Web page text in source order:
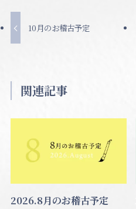
10月のお稽古予定
関連記事
2026.8月のお稽古予定